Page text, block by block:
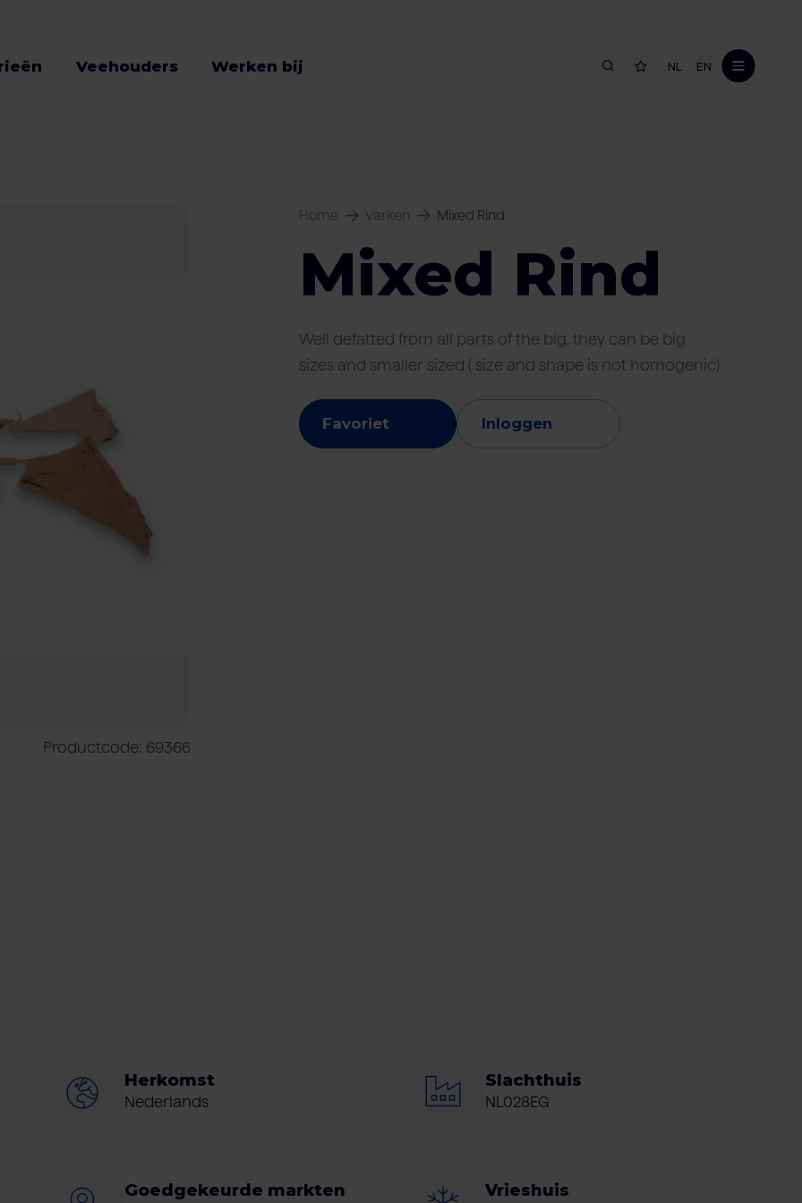
Veehouders Werken bij NL EN
Rundvlees
Vleesverwerkende industrie
Productcode: 69366
Home Varken Mixed Rind
Mixed Rind
Well defatted from all parts of the big, they can be big
sizes and smaller sized ( size and shape is not homogenic)
Favoriet Inloggen
Herkomst
Nederlands
Slachthuis
NL028EG
Goedgekeurde markten Vrieshuis